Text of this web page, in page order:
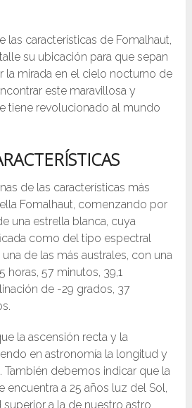
las características de Fomalhaut,
su ubicación para que sepan
la mirada en el cielo nocturno de
este maravillosa y
tiene revolucionado al mundo
de las características más
Fomalhaut, comenzando por
una estrella blanca, cuya
como del tipo espectral
de las más australes, con una
horas, 57 minutos, 39,1
de -29 grados, 37
la ascensión recta y la
en astronomía la longitud y
También debemos indicar que la
encuentra a 25 años luz del Sol,
a la de nuestro astro